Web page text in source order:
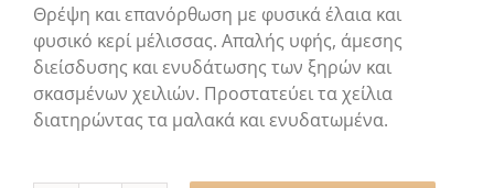
Θρέψη και επανόρθωση με φυσικά έλαια και
φυσικό κερί μέλισσας. Aπαλής υφής, άμεσης
διείσδυσης και ενυδάτωσης των ξηρών και
σκασμένων χειλιών. Προστατεύει τα χείλια
διατηρώντας τα μαλακά και ενυδατωμένα.